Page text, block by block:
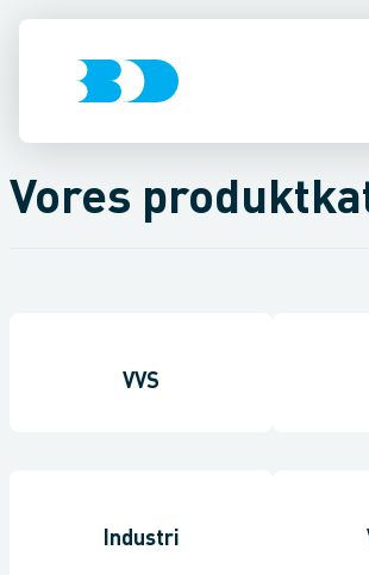
Vores
VVS
Industri